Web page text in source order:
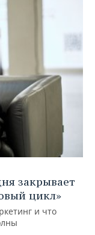
закрывает
цикл»
и что